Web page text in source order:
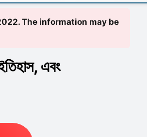
The information may be
এবং